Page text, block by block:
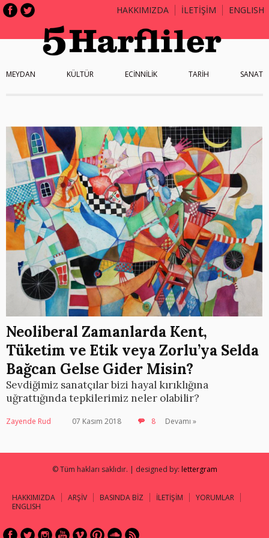
HAKKIMIZDA İLETİŞİM ENGLISH
MEYDAN KÜLTÜR ECİNNİLİK TARİH SANAT
Neoliberal Zamanlarda Kent,
Tüketim ve Etik veya Zorlu’ya Selda
Bağcan Gelse Gider Misin?
Sevdiğimiz sanatçılar bizi hayal kırıklığına
uğrattığında tepkilerimiz neler olabilir?
Zayende Rud 07 Kasım 2018 8 Devamı »
© Tüm hakları saklıdır. | designed by: lettergram
HAKKIMIZDA ARŞİV BASINDA BİZ İLETİŞİM
YORUMLAR
ENGLISH